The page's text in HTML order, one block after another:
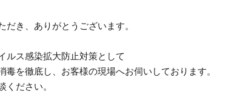
き、ありがとうございます。
ルス感染拡大防止対策として
を徹底し、お客様の現場へお伺いしております。
ください。